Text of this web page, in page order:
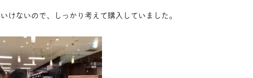
けないので、しっかり考えて購入していました。